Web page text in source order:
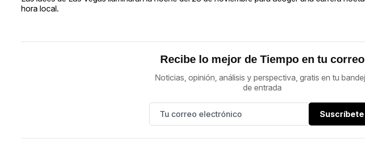
hora local.
Recibe lo mejor de Tiempo en tu correo
Noticias, opinión, análisis y perspectiva, gratis en tu
de entrada
Suscríbete